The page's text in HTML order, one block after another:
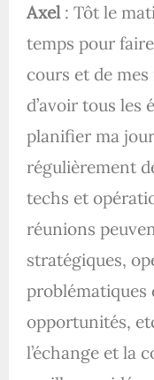
Axel: Tôt le
temps pour
cours et de
d’avoir tous les
planifier ma
régulièrement
techs et
réunions
stratégiques,
problématiques
opportunités,
l’échange et la